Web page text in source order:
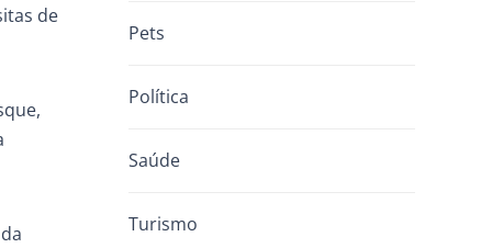
de
Pets
Política
Saúde
Turismo